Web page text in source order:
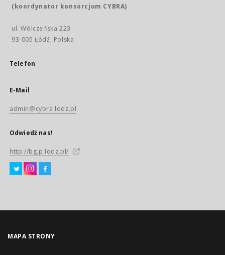
(koordynator konsorcjum CYBRA)
ul. Wólczańska 223
93-005 Łódź, Polska
Telefon
E-Mail
admin@cybra.lodz.pl
Odwiedź nas!
http://bg.p.lodz.pl/
MAPA STRONY